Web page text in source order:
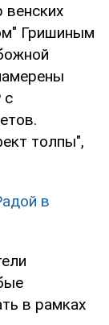
Гришиным
с
толпы",
в
в рамках